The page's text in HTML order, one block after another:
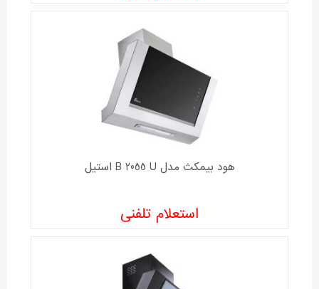
هود بیمکث مدل B 2055 U استیل
استعلام تلفنی